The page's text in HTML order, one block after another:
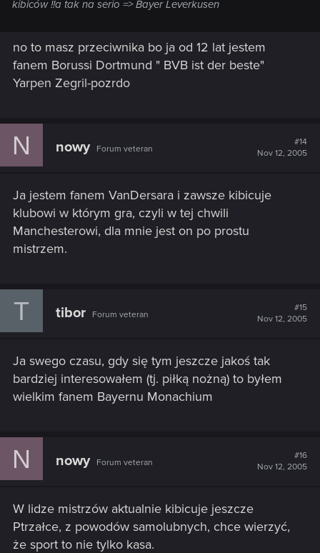
kibiców !!a tak na serio => Bayer Leverkusen
no to masz przeciwnika bo ja od 12 lat jestem
fanem Borussi Dortmund " BVB ist der beste"
Yarpen Zegril-pozrdo
N nowy Forum veteran
#14
Nov 12, 2005
Ja jestem fanem VanDersara i zawsze kibicuje
klubowi w którym gra, czyli w tej chwili
Manchesterowi, dla mnie jest on po prostu
mistrzem.
T tibor Forum veteran
#15
Nov 12, 2005
Ja swego czasu, gdy się tym jeszcze jakoś tak
bardziej interesowałem (tj. piłką nożną) to byłem
wielkim fanem Bayernu Monachium
N nowy Forum veteran
#16
Nov 12, 2005
W lidze mistrzów aktualnie kibicuje jeszcze
Ptrzałce, z powodów samolubnych, chce wierzyć,
że sport to nie tylko kasa.